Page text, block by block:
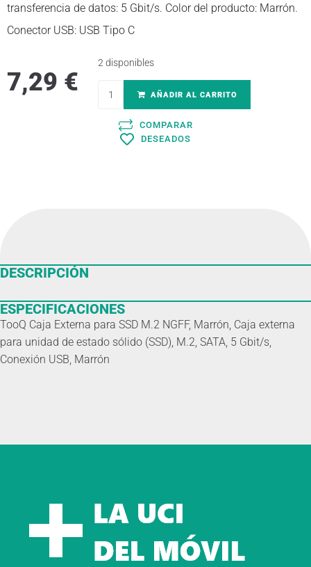
transferencia de datos: 5 Gbit/s. Color del producto: Marrón.
Conector USB: USB Tipo C
7,29 €
2 disponibles
AÑADIR AL CARRITO
COMPARAR
DESEADOS
DESCRIPCIÓN
ESPECIFICACIONES
TooQ Caja Externa para SSD M.2 NGFF, Marrón, Caja externa
para unidad de estado sólido (SSD), M.2, SATA, 5 Gbit/s,
Conexión USB, Marrón